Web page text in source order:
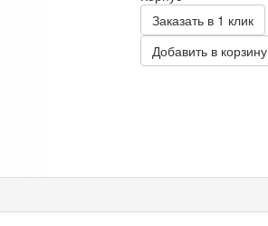
Заказать в 1 клик
Добавить в корзину